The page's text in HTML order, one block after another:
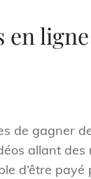
en
de gagner
allant des
d’être